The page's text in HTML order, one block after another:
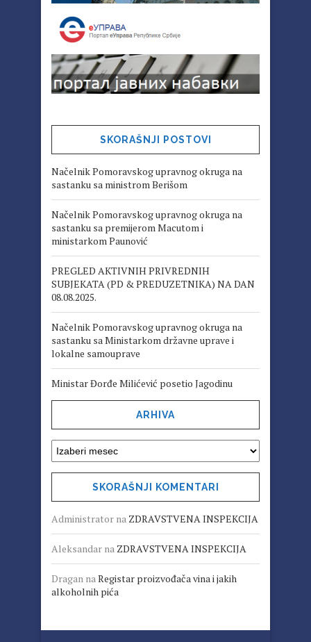
SKORAŠNJI POSTOVI
Načelnik Pomoravskog upravnog okruga na
sastanku sa ministrom Berišom
Načelnik Pomoravskog upravnog okruga na
sastanku sa premijerom Macutom i
ministarkom Paunović
PREGLED AKTIVNIH PRIVREDNIH
SUBJEKATA (PD & PREDUZETNIKA) NA DAN
08.08.2025.
Načelnik Pomoravskog upravnog okruga na
sastanku sa Ministarkom državne uprave i
lokalne samouprave
Ministar Đorđe Milićević posetio Jagodinu
ARHIVA
SKORAŠNJI KOMENTARI
Administrator na ZDRAVSTVENA INSPEKCIJA
Aleksandar na ZDRAVSTVENA INSPEKCIJA
Dragan naRegistar proizvođača vina i jakih
alkoholnih pića